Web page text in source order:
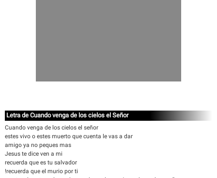
Letra de Cuando venga de los cielos el Señor
Cuando venga de los cielos el señor
estes vivo o estes muerto que cuenta le vas a dar
amigo ya no peques mas
Jesus te dice ven a mi
recuerda que es tu salvador
!recuerda que el murio por ti